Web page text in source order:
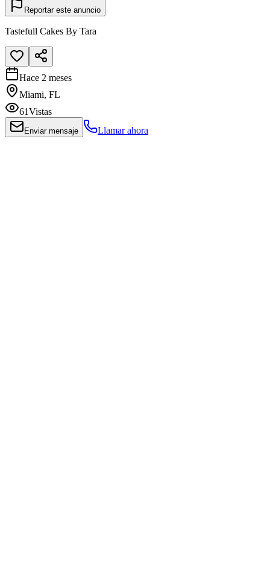
Reportar este anuncio
Tastefull Cakes By Tara
Hace 2 meses
Miami, FL
61Vistas
Enviar mensaje Llamar ahora